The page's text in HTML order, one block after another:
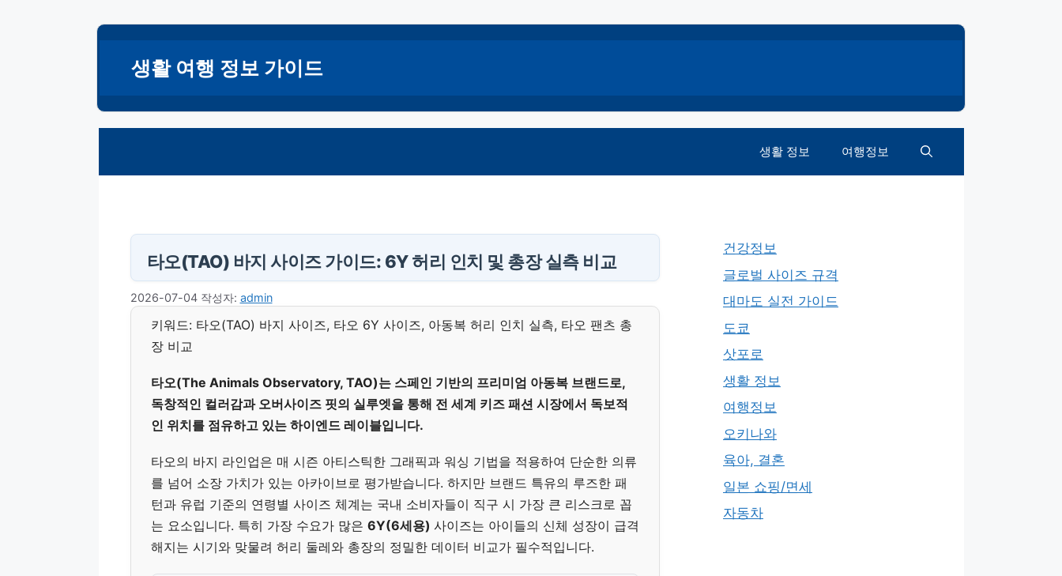
생활 여행 정보 가이드
생활 정보 여행정보
타오(TAO) 바지 사이즈 가이드: 6Y 허리 인치 및 총장 실측 비교
2026-07-04 작성자: admin
키워드: 타오(TAO) 바지 사이즈, 타오 6Y 사이즈, 아동복 허리 인치 실측, 타오 팬츠 총
장 비교
타오(The Animals Observatory, TAO)는 스페인 기반의 프리미엄 아동복 브랜드로,
독창적인 컬러감과 오버사이즈 핏의 실루엣을 통해 전 세계 키즈 패션 시장에서 독보적
인 위치를 점유하고 있는 하이엔드 레이블입니다.
타오의 바지 라인업은 매 시즌 아티스틱한 그래픽과 워싱 기법을 적용하여 단순한 의류
를 넘어 소장 가치가 있는 아카이브로 평가받습니다. 하지만 브랜드 특유의 루즈한 패
턴과 유럽 기준의 연령별 사이즈 체계는 국내 소비자들이 직구 시 가장 큰 리스크로 꼽
는 요소입니다. 특히 가장 수요가 많은 6Y(6세용) 사이즈는 아이들의 신체 성장이 급격
해지는 시기와 맞물려 허리 둘레와 총장의 정밀한 데이터 비교가 필수적입니다.
건강정보
글로벌 사이즈 규격
대마도 실전 가이드
도쿄
삿포로
생활 정보
여행정보
오키나와
육아, 결혼
일본 쇼핑/면세
자동차